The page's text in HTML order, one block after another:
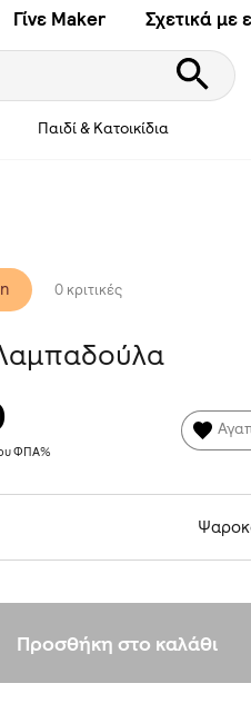
Γίνε Maker Σχετικά με
Παιδί & Κατοικίδια
0 κριτικές
ΦΠΑ%
Προσθήκη στο καλάθι